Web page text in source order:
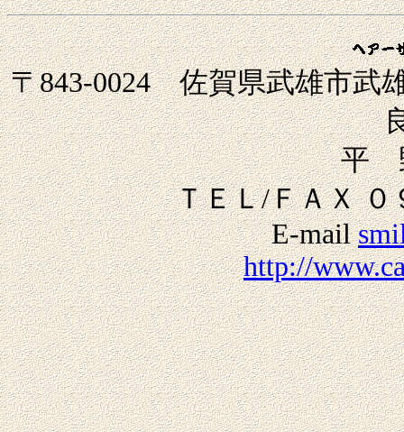
〒843-0024 佐賀県武雄市武
平
ＴＥＬ/ＦＡＸ ０
E-mail
http://